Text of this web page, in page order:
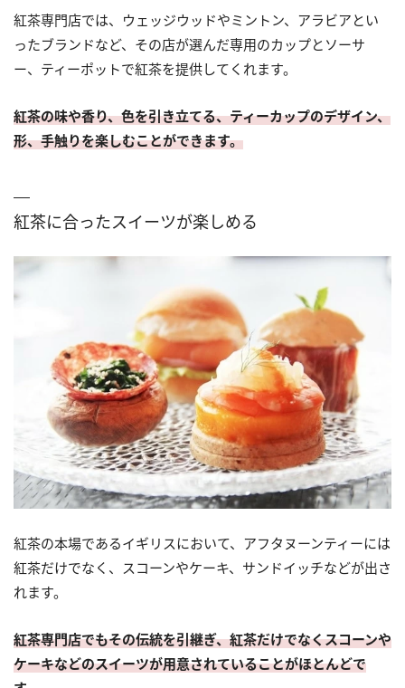
紅茶専門店では、ウェッジウッドやミントン、アラビアとい
ったブランドなど、その店が選んだ専用のカップとソーサ
ー、ティーポットで紅茶を提供してくれます。
紅茶の味や香り、色を引き立てる、ティーカップのデザイン、
形、手触りを楽しむことができます。
紅茶に合ったスイーツが楽しめる
紅茶の本場であるイギリスにおいて、アフタヌーンティーには
紅茶だけでなく、スコーンやケーキ、サンドイッチなどが出さ
れます。
紅茶専門店でもその伝統を引継ぎ、紅茶だけでなくスコーンや
ケーキなどのスイーツが用意されていることがほとんどで